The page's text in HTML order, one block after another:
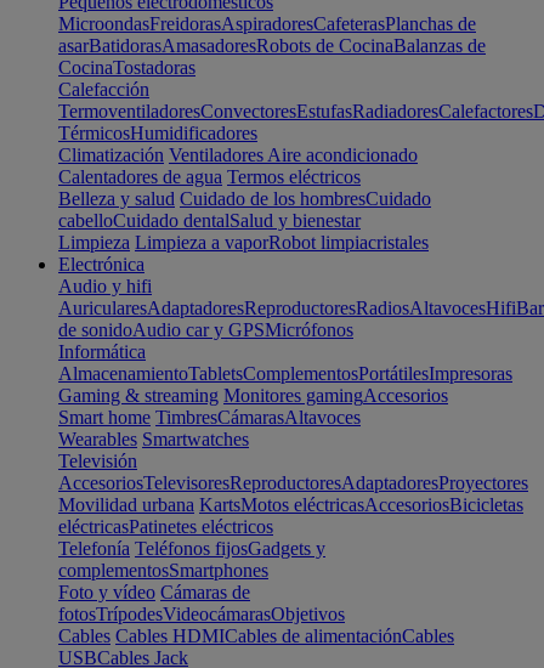
MicroondasFreidorasAspiradoresCafeterasPlanchas de
asarBatidorasAmasadoresRobots de CocinaBalanzas de
CocinaTostadoras
Calefacción
TermoventiladoresConvectoresEstufasRadiadoresCalefactores
TérmicosHumidificadores
Climatización Ventiladores Aire acondicionado
Calentadores de agua Termos eléctricos
Belleza y salud Cuidado de los hombresCuidado
cabelloCuidado dentalSalud y bienestar
Limpieza Limpieza a vaporRobot limpiacristales
Electrónica
Audio y hifi
AuricularesAdaptadoresReproductoresRadiosAltavocesHifi
de sonidoAudio car y GPSMicrófonos
Informática
AlmacenamientoTabletsComplementosPortátilesImpresoras
Gaming & streaming Monitores gamingAccesorios
Smart home TimbresCámarasAltavoces
Wearables Smartwatches
Televisión
AccesoriosTelevisoresReproductoresAdaptadoresProyectores
Movilidad urbana KartsMotos eléctricasAccesoriosBicicletas
eléctricasPatinetes eléctricos
Telefonía Teléfonos fijosGadgets y
complementosSmartphones
Foto y vídeo Cámaras de
fotosTrípodesVideocámarasObjetivos
Cables Cables HDMICables de alimentaciónCables
USBCables Jack